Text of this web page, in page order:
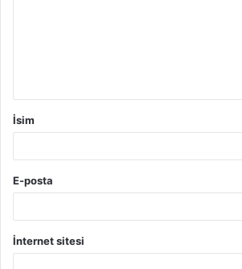
İsim
E-posta
İnternet sitesi